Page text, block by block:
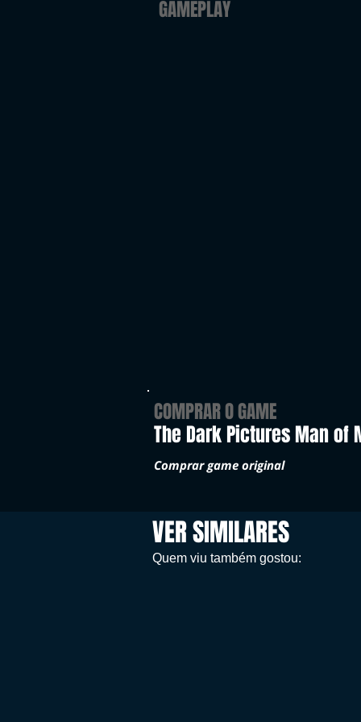
GAMEPLAY
COMPRAR O GAME
The Dark Pictures Man of
Comprar game original
VER SIMILARES
Quem viu também gostou: